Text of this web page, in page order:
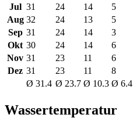
Jul 31 24 14
5
Aug 32 24 13
5
Sep 31 24 14
3
Okt 30 24 14
6
Nov 31 23 11
6
Dez 31 23 11
8
Ø 31.4 Ø 23.7 Ø 10.3 Ø 6.4
Wassertemperatur